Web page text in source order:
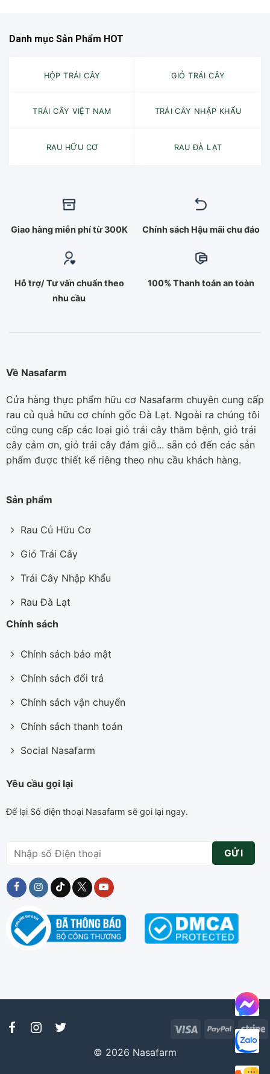
Danh mục Sản Phẩm HOT
HỘP TRÁI CÂY GIỎ TRÁI CÂY
TRÁI CÂY VIỆT NAM TRÁI CÂY NHẬP KHẨU
RAU HỮU CƠ RAU ĐÀ LẠT
Giao hàng miễn phí từ 300K Chính sách Hậu mãi chu đáo
Hỗ trợ/ Tư vấn chuẩn theo
nhu cầu
100% Thanh toán an toàn
Về Nasafarm
Cửa hàng thực phẩm hữu cơ Nasafarm chuyên cung cấp
rau củ quả hữu cơ chính gốc Đà Lạt. Ngoài ra chúng tôi
cũng cung cấp các loại giỏ trái cây thăm bệnh, giỏ trái
cây cảm ơn, giỏ trái cây đám giỗ... sẵn có đến các sản
phẩm được thiết kế riêng theo nhu cầu khách hàng.
Sản phẩm
Rau Củ Hữu Cơ
Giỏ Trái Cây
Trái Cây Nhập Khẩu
Rau Đà Lạt
Chính sách
Chính sách bảo mật
Chính sách đổi trả
Chính sách vận chuyển
Chính sách thanh toán
Social Nasafarm
Yêu cầu gọi lại
Để lại Số điện thoại Nasafarm sẽ gọi lại ngay.
© 2026 Nasafarm
Visa PayPal